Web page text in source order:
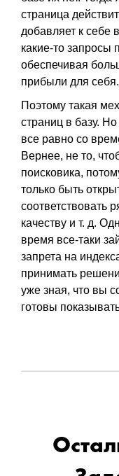
страница
добавляет к себе
какие-то запросы
обеспечивая
прибыли для себя.
Поэтому такая
страниц в базу.
все равно со
Вернее, не то,
поисковика,
только быть
соответствовать
качеству и т. д.
время все-таки
запрета на
принимать
уже зная, что вы
готовы